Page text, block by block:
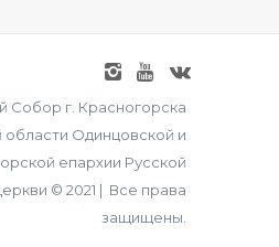
Собор г. Красногорска
Одинцовской и
епархии Русской
© 2021 | Все права
защищены.